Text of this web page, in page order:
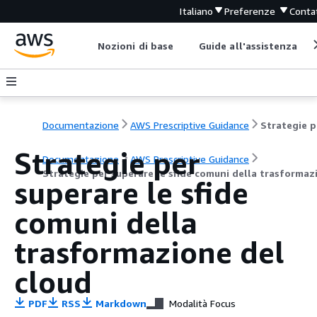
Italiano Preferenze
Nozioni di base Guide all'assistenza
Documentazione AWS Prescriptive Guidance
Documentazione
AWS Prescriptive Guidance
Strategie per superare le sfide comuni della
Strategie per
superare le sfide
comuni della
trasformazione del
cloud
PDF RSS Markdown Modalità Focus